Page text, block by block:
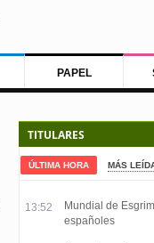
PAPEL
TITULARES
ÚLTIMA HORA MÁS
13:52
Mundial de
españoles